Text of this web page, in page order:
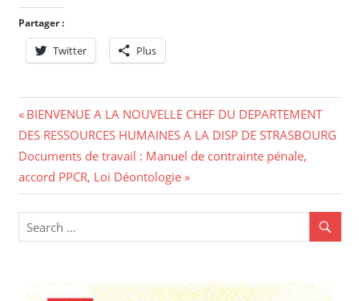
Partager :
Twitter Plus
Navigation
de
l’article
Previous
Post:
BIENVENUE A LA NOUVELLE CHEF DU DEPARTEMENT
DES RESSOURCES HUMAINES A LA DISP DE STRASBOURG
Next
Post:
Documents de travail : Manuel de contrainte pénale,
accord PPCR, Loi Déontologie